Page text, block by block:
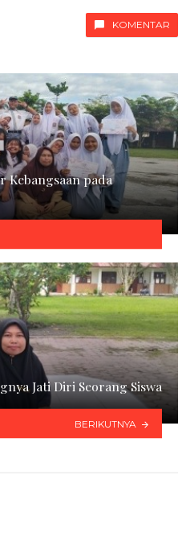
KOMENTAR
Kebangsaan pada
Jati Diri Seorang Siswa
BERIKUTNYA